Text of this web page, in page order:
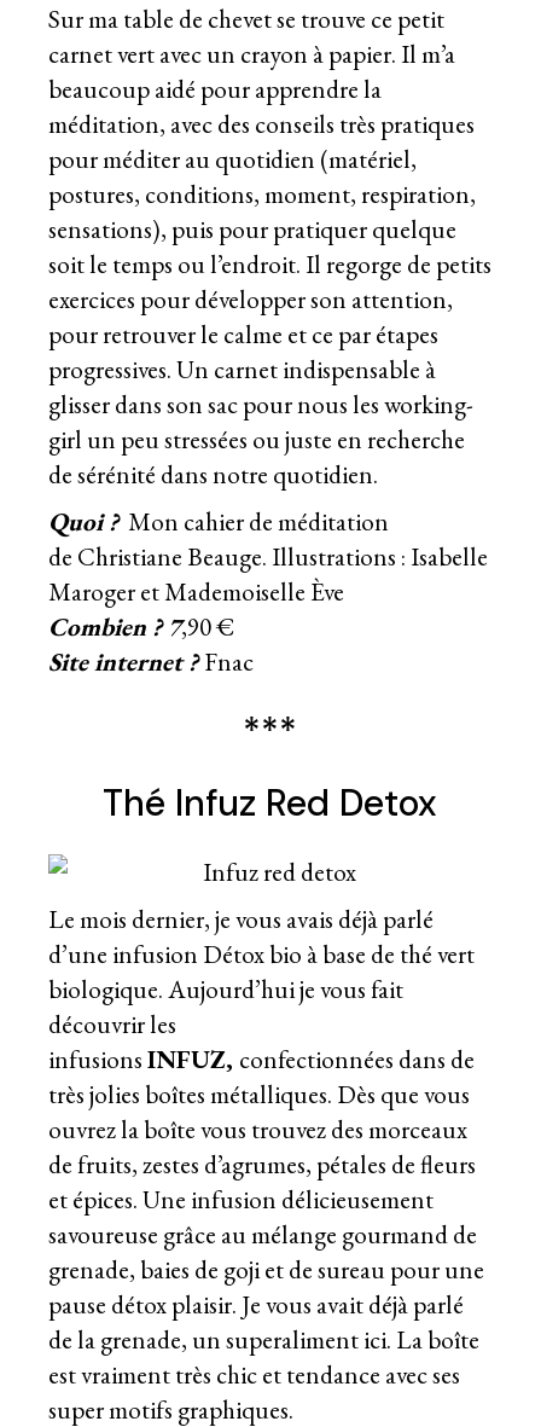
Sur ma table de chevet se trouve ce petit
carnet vert avec un crayon à papier. Il m’a
beaucoup aidé pour apprendre la
méditation, avec des conseils très pratiques
pour méditer au quotidien (matériel,
postures, conditions, moment, respiration,
sensations), puis pour pratiquer quelque
soit le temps ou l’endroit. Il regorge de petits
exercices pour développer son attention,
pour retrouver le calme et ce par étapes
progressives. Un carnet indispensable à
glisser dans son sac pour nous les working-
girl un peu stressées ou juste en recherche
de sérénité dans notre quotidien.
Quoi ?Mon cahier de méditation
de Christiane Beauge. Illustrations : Isabelle
Maroger et Mademoiselle Ève
Combien ? 7,90 €
Site internet ?Fnac
***
Thé Infuz Red Detox
Le mois dernier, je vous avais déjà parlé
d’une infusion Détox bio à base de thé vert
biologique. Aujourd’hui je vous fait
découvrir les
infusionsINFUZ, confectionnées dans de
très jolies boîtes métalliques. Dès que vous
ouvrez la boîte vous trouvez des morceaux
de fruits, zestes d’agrumes, pétales de fleurs
et épices. Une infusion délicieusement
savoureuse grâce au mélange gourmand de
grenade, baies de goji et de sureau pour une
pause détox plaisir. Je vous avait déjà parlé
de la grenade, un superalimentici. La boîte
est vraiment très chic et tendance avec ses
super motifs graphiques.